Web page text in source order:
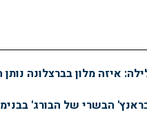
הבשרי של הבורג'